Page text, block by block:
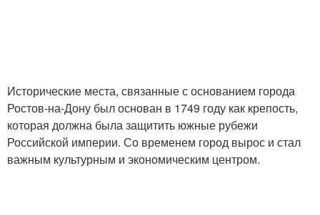
Исторические места, связанные с основанием города
Ростов-на-Дону был основан в 1749 году как крепость,
которая должна была защитить южные рубежи
Российской империи. Со временем город вырос и стал
важным культурным и экономическим центром.